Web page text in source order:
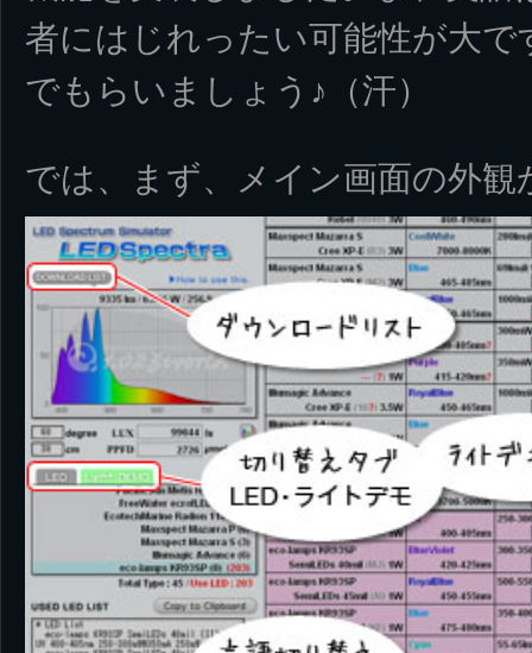
者にはじれったい可能性が大
でもらいましょう♪（汗）
では、まず、メイン画面の外観